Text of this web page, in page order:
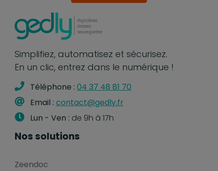
Simplifiez, automatisez et sécurisez.
En un clic, entrez dans le numérique !
Téléphone : 04 37 48 81 70
Email : contact@gedly.fr
Lun - Ven : de 9h à 17h
Nos solutions
Zeendoc